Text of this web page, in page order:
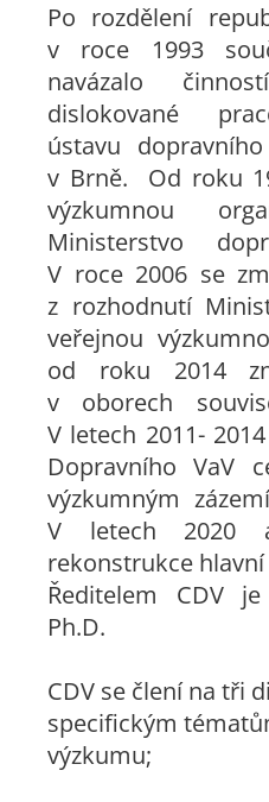
Po rozdělení
v roce 1993
navázalo
dislokované
ústavu
v Brně. Od roku
výzkumnou
Ministerstvo
V roce 2006 se
z rozhodnutí
veřejnou
od roku 2014
v oborech
V letech 2011-
Dopravního VaV
výzkumným
V letech 2020
rekonstrukce
Ředitelem CDV
Ph.D.
CDV se člení na tři
specifickým
výzkumu;